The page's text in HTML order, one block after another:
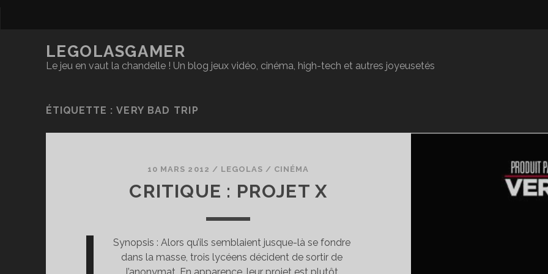
LEGOLASGAMER
Le jeu en vaut la chandelle ! Un blog jeux vidéo, cinéma, high-tech et autres joyeusetés
ÉTIQUETTE :VERY BAD TRIP
10 MARS 2012 / LEGOLAS / CINÉMA
CRITIQUE : PROJET X
Synopsis : Alors qu’ils semblaient jusque-là se fondre
dans la masse, trois lycéens décident de sortir de